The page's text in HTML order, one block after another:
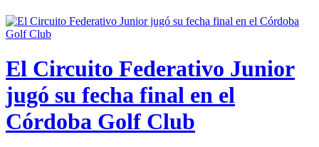
El Circuito Federativo Junior
jugó su fecha final en el
Córdoba Golf Club